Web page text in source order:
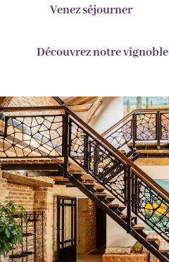
Venez séjourner
Découvrez notre vignoble